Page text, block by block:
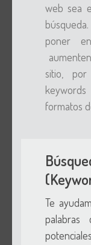
web sea
poner
sitio,
formatos
Te